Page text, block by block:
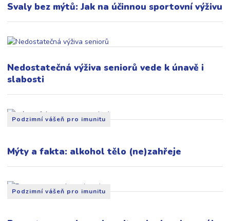
Svaly bez mýtů: Jak na účinnou sportovní výživu
Nedostatečná výživa seniorů vede k únavě i
slabosti
Podzimní vášeň pro imunitu
Mýty a fakta: alkohol tělo (ne)zahřeje
Podzimní vášeň pro imunitu